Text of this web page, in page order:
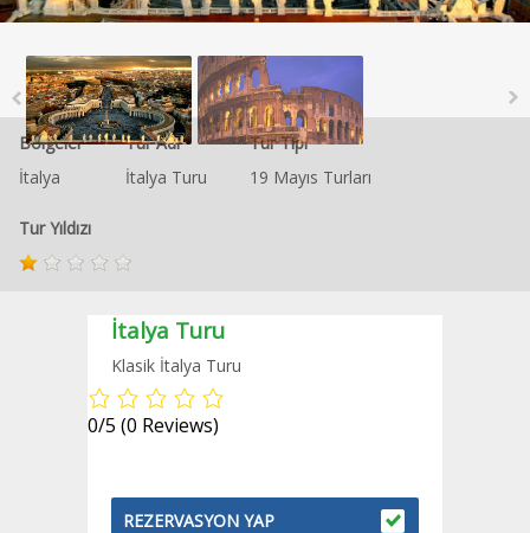
Bölgeler
İtalya
Tur Adı
İtalya Turu
Tur Tipi
19 Mayıs Turları
Tur Yıldızı
İtalya Turu
Klasik İtalya Turu
0/5 (0 Reviews)
REZERVASYON YAP